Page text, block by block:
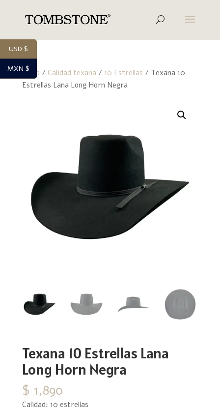
Inicio / Calidad texana / 10 Estrellas / Texana 10
Estrellas Lana Long Horn Negra
Texana 10 Estrellas Lana
Long Horn Negra
$ 1,890
Calidad: 10 estrellas
USD $
MXN $